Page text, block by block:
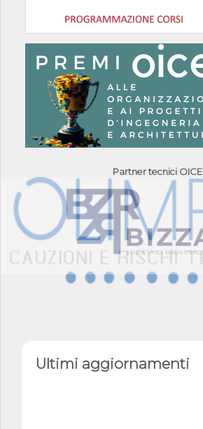
Partner tecnici OICE
Ultimi aggiornamenti